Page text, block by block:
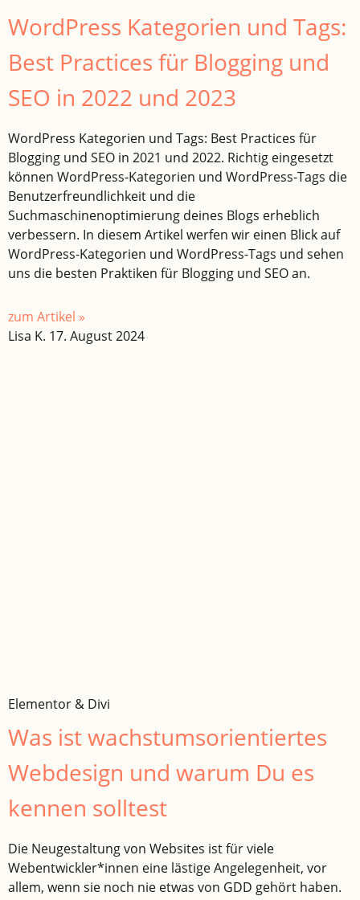
WordPress Kategorien und Tags:
Best Practices für Blogging und
SEO in 2022 und 2023
WordPress Kategorien und Tags: Best Practices für
Blogging und SEO in 2021 und 2022. Richtig eingesetzt
können WordPress-Kategorien und WordPress-Tags die
Benutzerfreundlichkeit und die
Suchmaschinenoptimierung deines Blogs erheblich
verbessern. In diesem Artikel werfen wir einen Blick auf
WordPress-Kategorien und WordPress-Tags und sehen
uns die besten Praktiken für Blogging und SEO an.
zum Artikel »
Lisa K. 17. August 2024
Elementor & Divi
Was ist wachstumsorientiertes
Webdesign und warum Du es
kennen solltest
Die Neugestaltung von Websites ist für viele
Webentwickler*innen eine lästige Angelegenheit, vor
allem, wenn sie noch nie etwas von GDD gehört haben.